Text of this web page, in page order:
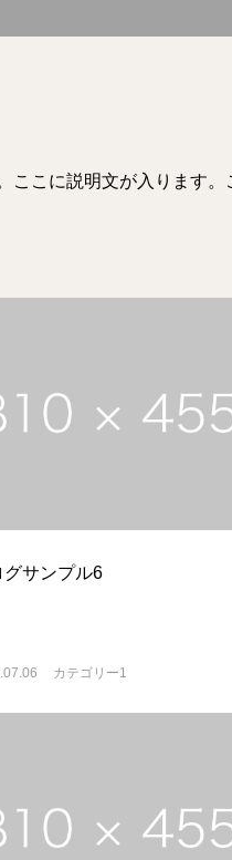
こに説明文が入ります
グサンプル6
カテゴリー1